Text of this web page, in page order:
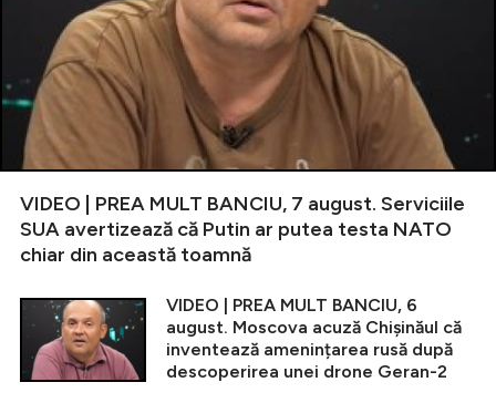
VIDEO | PREA MULT BANCIU, 7 august. Serviciile
SUA avertizează că Putin ar putea testa NATO
chiar din această toamnă
VIDEO | PREA MULT BANCIU, 6
august. Moscova acuză Chișinăul că
inventează amenințarea rusă după
descoperirea unei drone Geran-2